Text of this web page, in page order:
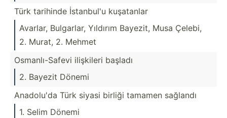
Türk tarihinde İstanbul'u kuşatanlar
Avarlar, Bulgarlar, Yıldırım Bayezit, Musa Çelebi,
2. Murat, 2. Mehmet
Osmanl­ı-S­afevi ilişkileri başladı
2. Bayezit Dönemi
Anadolu'da Türk siyasi birliği tamamen sağlandı
1. Selim Dönemi